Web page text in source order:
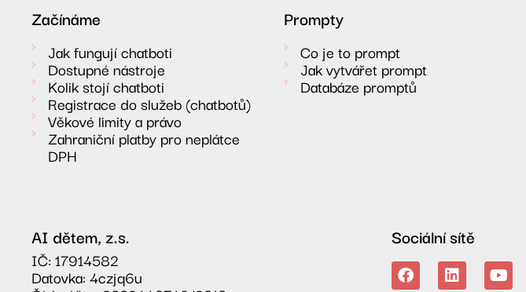
Začínáme
Jak fungují chatboti
Dostupné nástroje
Kolik stojí chatboti
Registrace do služeb (chatbotů)
Věkové limity a právo
Zahraniční platby pro neplátce
DPH
Prompty
Co je to prompt
Jak vytvářet prompt
Databáze promptů
AI dětem, z.s.
IČ: 17914582
Datovka: 4czjq6u
Sociální sítě